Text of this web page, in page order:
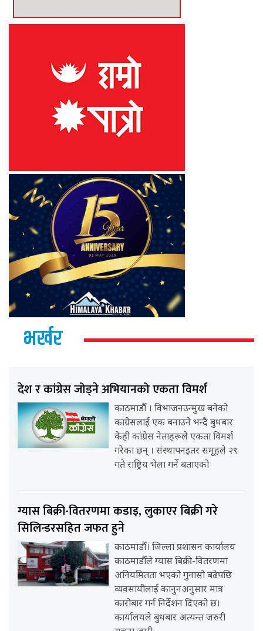
भर्खर
देश र कांग्रेस जोड्ने अभियानको एकता विमर्श
काठमाडौँ । विभाजनउन्मुख बनेको
कांग्रेसलाई एक बनाउने भन्दै बुधबार
केही कांग्रेस नेताहरूले एकता विमर्श
गरेका छन् । संस्थापनइतर समूहले २९
गते राष्ट्रिय भेला गर्ने बताएको
ग्यास बिक्री-वितरणमा कडाइ, लुकाएर बिक्री गरे
सिलिन्डरसहित जफत हुने
काठमाडौँ। जिल्ला प्रशासन कार्यालय
काठमाडौँले ग्यास बिक्री-वितरणमा
अनियमितता भएको गुनासो बढेपछि
व्यवसायीलाई कानुनअनुसार मात्र
कारोबार गर्न निर्देशन दिएको छ।
कार्यालयले बुधबार अत्यन्त जरुरी